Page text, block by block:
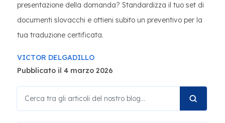
presentazione della domanda? Standardizza il tuo set di
documenti slovacchi e ottieni subito un preventivo per la
tua traduzione certificata.
VICTOR DELGADILLO
Pubblicato il 4 marzo 2026